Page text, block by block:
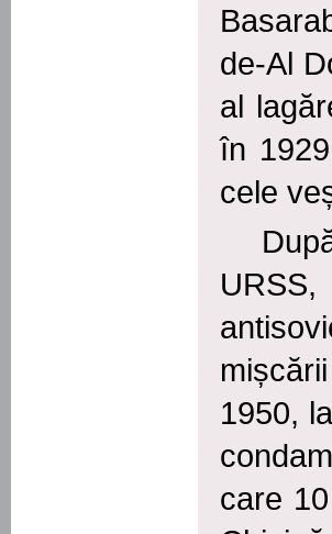
de-Al
al
în
cele
1950,
care